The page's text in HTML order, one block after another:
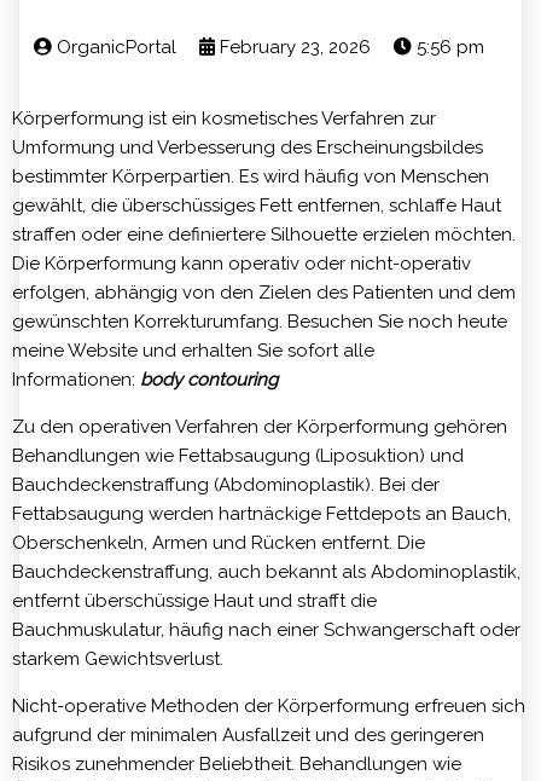
OrganicPortal February 23, 2026 5:56 pm
Körperformung ist ein kosmetisches Verfahren zur
Umformung und Verbesserung des Erscheinungsbildes
bestimmter Körperpartien. Es wird häufig von Menschen
gewählt, die überschüssiges Fett entfernen, schlaffe Haut
straffen oder eine definiertere Silhouette erzielen möchten.
Die Körperformung kann operativ oder nicht-operativ
erfolgen, abhängig von den Zielen des Patienten und dem
gewünschten Korrekturumfang. Besuchen Sie noch heute
meine Website und erhalten Sie sofort alle
Informationen: body contouring
Zu den operativen Verfahren der Körperformung gehören
Behandlungen wie Fettabsaugung (Liposuktion) und
Bauchdeckenstraffung (Abdominoplastik). Bei der
Fettabsaugung werden hartnäckige Fettdepots an Bauch,
Oberschenkeln, Armen und Rücken entfernt. Die
Bauchdeckenstraffung, auch bekannt als Abdominoplastik,
entfernt überschüssige Haut und strafft die
Bauchmuskulatur, häufig nach einer Schwangerschaft oder
starkem Gewichtsverlust.
Nicht-operative Methoden der Körperformung erfreuen sich
aufgrund der minimalen Ausfallzeit und des geringeren
Risikos zunehmender Beliebtheit. Behandlungen wie